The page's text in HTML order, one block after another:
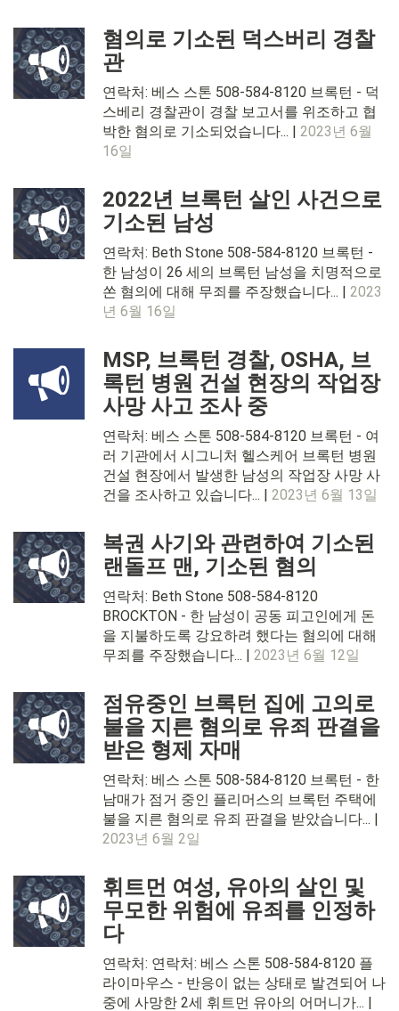
혐의로 기소된 덕스버리 경찰
관
연락처: 베스 스톤 508-584-8120 브록턴 - 덕
스베리 경찰관이 경찰 보고서를 위조하고 협
박한 혐의로 기소되었습니다... | 2023년 6월
16일
2022년 브록턴 살인 사건으로
기소된 남성
연락처: Beth Stone 508-584-8120 브록턴 -
한 남성이 26 세의 브록턴 남성을 치명적으로
쏜 혐의에 대해 무죄를 주장했습니다... | 2023
년 6월 16일
MSP, 브록턴 경찰, OSHA, 브
록턴 병원 건설 현장의 작업장
사망 사고 조사 중
연락처: 베스 스톤 508-584-8120 브록턴 - 여
러 기관에서 시그니처 헬스케어 브록턴 병원
건설 현장에서 발생한 남성의 작업장 사망 사
건을 조사하고 있습니다... | 2023년 6월 13일
복권 사기와 관련하여 기소된
랜돌프 맨, 기소된 혐의
연락처: Beth Stone 508-584-8120
BROCKTON - 한 남성이 공동 피고인에게 돈
을 지불하도록 강요하려 했다는 혐의에 대해
무죄를 주장했습니다... | 2023년 6월 12일
점유중인 브록턴 집에 고의로
불을 지른 혐의로 유죄 판결을
받은 형제 자매
연락처: 베스 스톤 508-584-8120 브록턴 - 한
남매가 점거 중인 플리머스의 브록턴 주택에
불을 지른 혐의로 유죄 판결을 받았습니다... |
2023년 6월 2일
휘트먼 여성, 유아의 살인 및
무모한 위험에 유죄를 인정하
다
연락처: 연락처: 베스 스톤 508-584-8120 플
라이마우스 - 반응이 없는 상태로 발견되어 나
중에 사망한 2세 휘트먼 유아의 어머니가... |